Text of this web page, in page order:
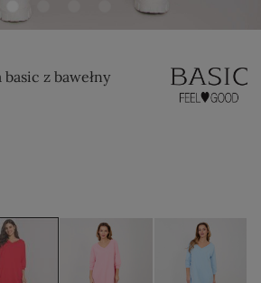
z bawełny